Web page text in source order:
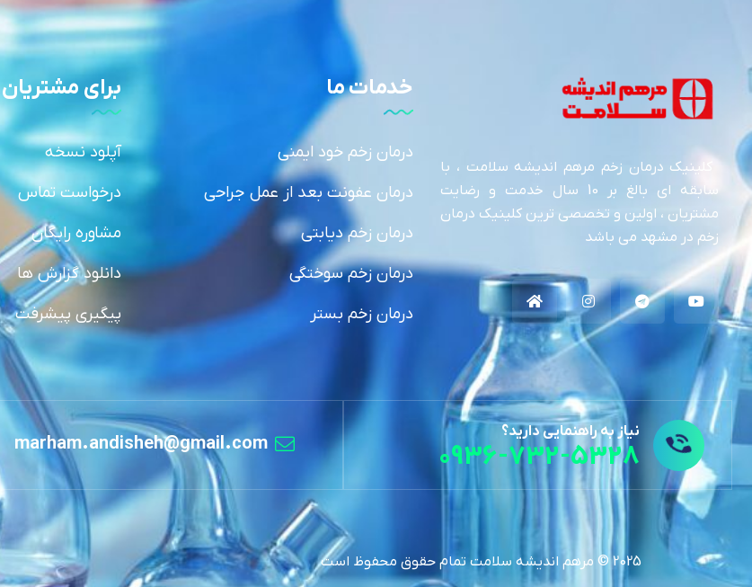
کلینیک درمان زخم مرهم اندیشه سلامت ، با
سابقه ای بالغ بر 10 سال خدمت و رضایت
مشتریان ، اولین و تخصصی ترین کلینیک درمان
زخم در مشهد می باشد
خدمات ما
درمان زخم خود ایمنی
درمان عفونت بعد از عمل جراحی
درمان زخم دیابتی
درمان زخم سوختگی
درمان زخم بستر
برای مشتریان
آپلود نسخه
درخواست تماس
مشاوره رایگان
دانلود گزارش ها
پیگیری پیشرفت
نیاز به راهنمایی دارید؟
0936-732-5328
marham.andisheh@gmail.com
2025 © مرهم اندیشه سلامت تمام حقوق محفوظ است